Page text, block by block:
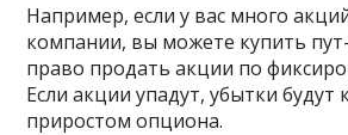
Например, если у вас много
компании, вы можете купить
право продать акции по
Если акции упадут, убытки
приростом опциона.